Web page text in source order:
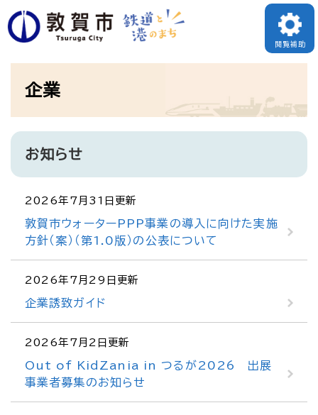
ペ
ー
頭
す
閲覧補助
企業
お知らせ
2026年7月31日更新
敦賀市ウォーターPPP事業の導入に向けた実施
方針（案）（第1.0版）の公表について
2026年7月29日更新
企業誘致ガイド
2026年7月2日更新
Out of KidZania in つるが2026 出展
事業者募集のお知らせ